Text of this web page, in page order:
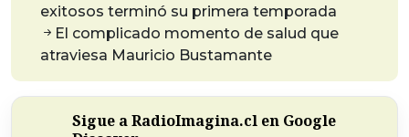
exitosos terminó su primera temporada
El complicado momento de salud que
atraviesa Mauricio Bustamante
Sigue a RadioImagina.cl en Google